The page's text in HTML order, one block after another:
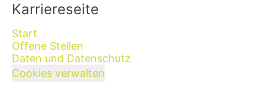
Karriereseite
Start
Offene Stellen
Daten und Datenschutz
Cookies verwalten